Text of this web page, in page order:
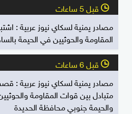
l قبل 5 ساعات
مصادر يمنية لسكاي نيوز عربية :
المقاومة والحوثيين في الحيمة
l قبل 6 ساعات
مصادر يمنية لسكاي نيوز عربية :
متبادل بين قوات المقاومة
والحيمة جنوبي محافظة الحديدة